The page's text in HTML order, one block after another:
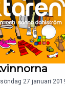
söndag 27 januari